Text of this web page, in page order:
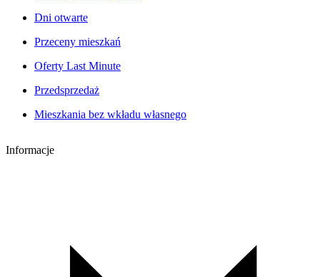
Dni otwarte
Przeceny mieszkań
Oferty Last Minute
Przedsprzedaż
Mieszkania bez wkładu własnego
Informacje